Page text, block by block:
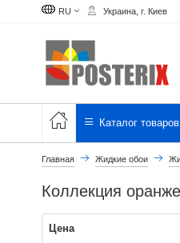
RU Украина, г. Киев
Каталог товаров
Главная Жидкие обои
Коллекция
Цена